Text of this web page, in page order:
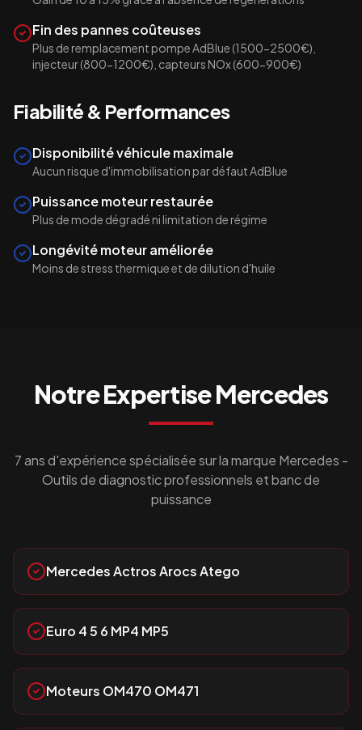
Fin des pannes coûteuses
Plus de remplacement pompe AdBlue (1500-2500€),
injecteur (800-1200€), capteurs NOx (600-900€)
Fiabilité & Performances
Disponibilité véhicule maximale
Aucun risque d'immobilisation par défaut AdBlue
Puissance moteur restaurée
Plus de mode dégradé ni limitation de régime
Longévité moteur améliorée
Moins de stress thermique et de dilution d'huile
Notre ExpertiseMercedes
7 ans d'expérience spécialisée sur la marque Mercedes -
Outils de diagnostic professionnels et banc de
puissance
Mercedes Actros Arocs Atego
Euro 4 5 6 MP4 MP5
Moteurs OM470 OM471